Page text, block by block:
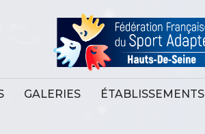
GALERIES ÉTABLISSEMENTS